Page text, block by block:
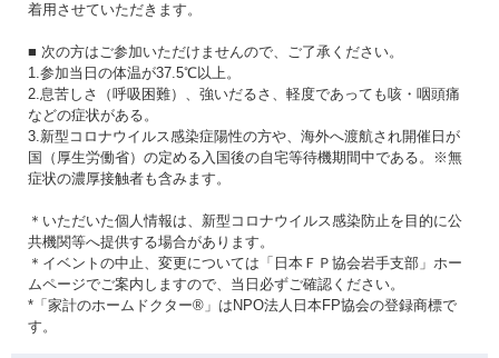
着用させていただきます。
■ 次の方はご参加いただけませんので、ご了承ください。
1.参加当日の体温が37.5℃以上。
2.息苦しさ（呼吸困難）、強いだるさ、軽度であっても咳・咽頭痛
などの症状がある。
3.新型コロナウイルス感染症陽性の方や、海外へ渡航され開催日が
国（厚生労働省）の定める入国後の自宅等待機期間中である。※無
症状の濃厚接触者も含みます。
＊いただいた個人情報は、新型コロナウイルス感染防止を目的に公
共機関等へ提供する場合があります。
＊イベントの中止、変更については「日本ＦＰ協会岩手支部」ホー
ムページでご案内しますので、当日必ずご確認ください。
*「家計のホームドクター®」はNPO法人日本FP協会の登録商標で
す。